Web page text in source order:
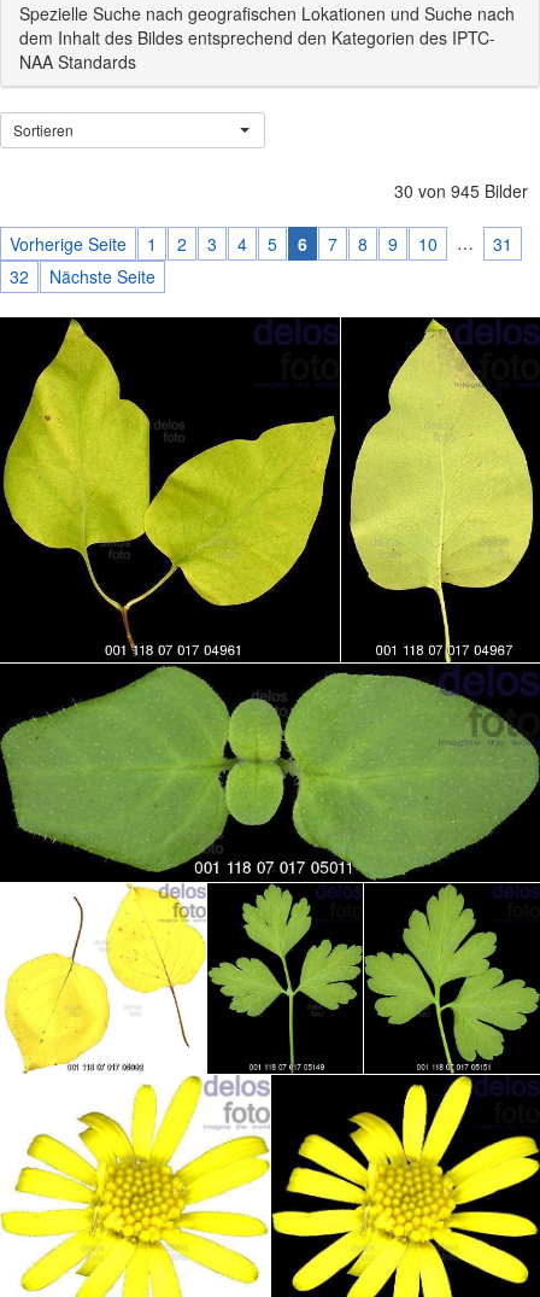
Spezielle Suche nach geografischen Lokationen und Suche nach
dem Inhalt des Bildes entsprechend den Kategorien des IPTC-
NAA Standards
Sortieren
30 von 945 Bilder
Vorherige Seite 1 2 3 4 5 6 7 8 9 10 …
31
32
Nächste Seite